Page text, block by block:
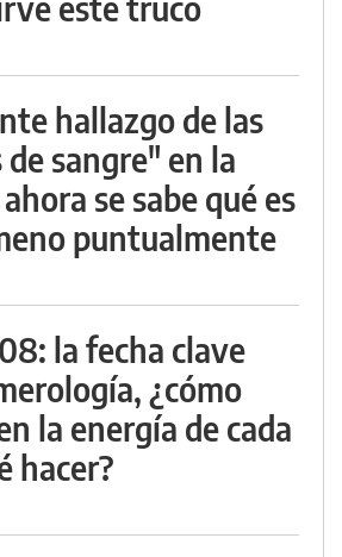
hallazgo de las
sangre" en la
se sabe qué es
puntualmente
la fecha clave
¿cómo
la energía de cada
hacer?